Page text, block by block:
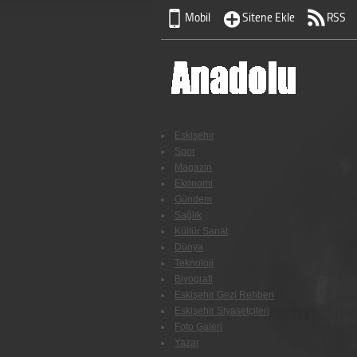
Mobil Sitene Ekle RSS
Eskişehir
Spor
Magazin
Ekonomi
Gündem
Sağlık
Kültür Sanat
Dünya
Teknoloji
Biyografi
Eskişehir Gezi Rehberi
Eskişehir Siyasetçileri
Foto Galeri
Yazar